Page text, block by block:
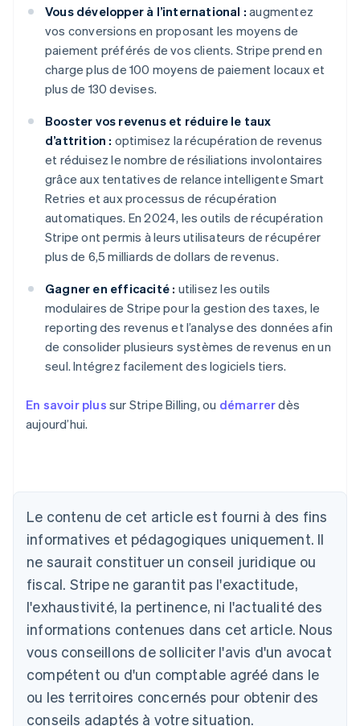
Vous développer à l’international : augmentez
vos conversions en proposant les moyens de
paiement préférés de vos clients. Stripe prend en
charge plus de 100 moyens de paiement locaux et
plus de 130 devises.
Booster vos revenus et réduire le taux
d’attrition : optimisez la récupération de revenus
et réduisez le nombre de résiliations involontaires
grâce aux tentatives de relance intelligente Smart
Retries et aux processus de récupération
automatiques. En 2024, les outils de récupération
Stripe ont permis à leurs utilisateurs de récupérer
plus de 6,5 milliards de dollars de revenus.
Gagner en efficacité : utilisez les outils
modulaires de Stripe pour la gestion des taxes, le
reporting des revenus et l’analyse des données afin
de consolider plusieurs systèmes de revenus en un
seul. Intégrez facilement des logiciels tiers.
En savoir plus sur Stripe Billing, ou démarrerdès
aujourd’hui.
Le contenu de cet article est fourni à des fins
informatives et pédagogiques uniquement. Il
ne saurait constituer un conseil juridique ou
fiscal. Stripe ne garantit pas l'exactitude,
l'exhaustivité, la pertinence, ni l'actualité des
informations contenues dans cet article. Nous
vous conseillons de solliciter l'avis d'un avocat
compétent ou d'un comptable agréé dans le
ou les territoires concernés pour obtenir des
conseils adaptés à votre situation.
Allemagne
Deutsch
Australie
English
Autriche
Belgique
NederlandsFrançaisDeutschEnglish
Brésil
PortuguêsEnglish
Bulgarie
English